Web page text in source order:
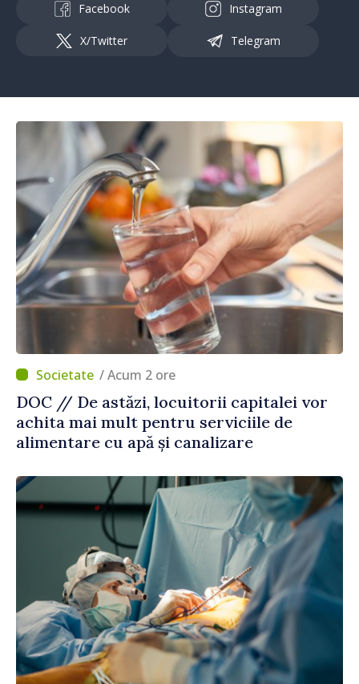
Facebook Instagram
X/Twitter Telegram
/ Acum 2 ore
DOC // De astăzi, locuitorii capitalei vor
achita mai mult pentru serviciile de
alimentare cu apă și canalizare